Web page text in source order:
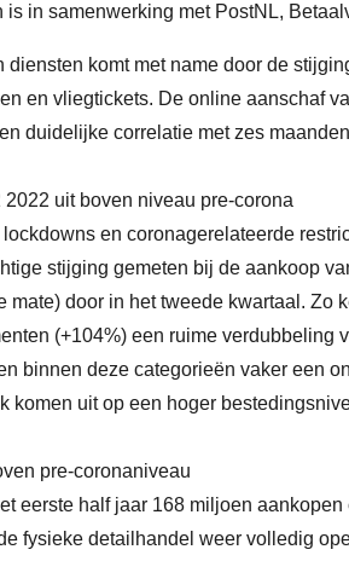
is in samenwerking met PostNL,
diensten komt met name door de
en vliegtickets. De online aanschaf
duidelijke correlatie met zes
2022 uit boven niveau pre-corona
en coronagerelateerde
stijging gemeten bij de aankoop
mate) door in het tweede kwartaal.
(+104%) een ruime
binnen deze categorieën vaker een
komen uit op een hoger
pre-coronaniveau
eerste half jaar 168 miljoen
fysieke detailhandel weer volledig